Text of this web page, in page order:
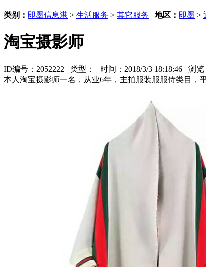
类别： 即墨信息港 > 生活服务 > 其它服务 地区： 即墨 >
淘宝摄影师
ID编号：2052222 类型： 时间：2018/3/3 18:18:46 浏
本人淘宝摄影师一名，从业6年，主拍服装服服侍类目